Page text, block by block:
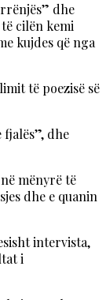
dhe
cilën kemi
kujdes që nga
të poezisë së
dhe
mënyrë të
dhe e quanin
intervista,
i